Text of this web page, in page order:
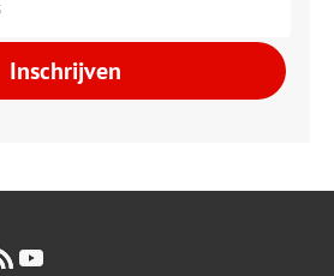
Inschrijven